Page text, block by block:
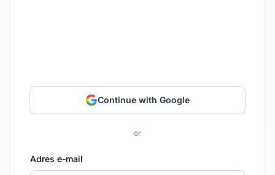
Continue with Google
or
Adres e-mail